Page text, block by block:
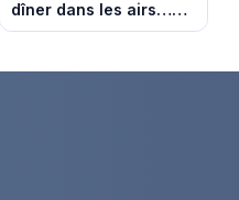
dîner dans les airs…
les loisirs les plus fous
Capital